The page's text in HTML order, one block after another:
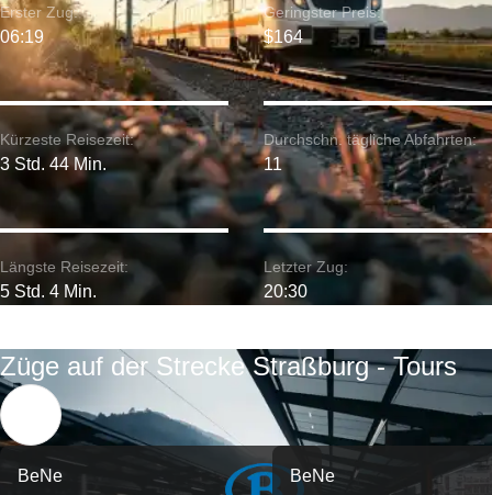
Kürzeste Reisezeit:
3 Std. 44 Min.
Erster Zug:
06:19
Längste Reisezeit:
5 Std. 4 Min.
Geringster Preis:
$164
Durchschn. tägliche Abfahrten:
11
Letzter Zug:
20:30
Züge auf der Strecke Straßburg - Tours
BeNe BeNe